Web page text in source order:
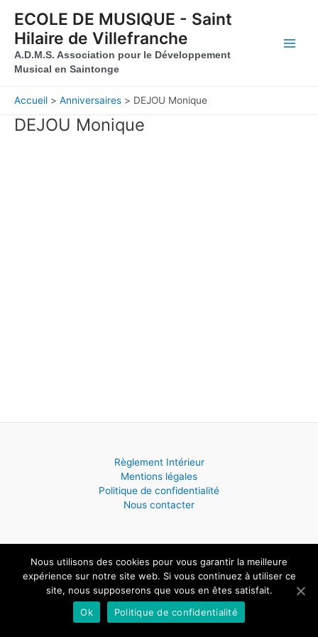
ECOLE DE MUSIQUE - Saint
Hilaire de Villefranche
A.D.M.S. Association pour le Développement
Musical en Saintonge
Accueil Anniversaires DEJOU Monique
DEJOU Monique
Règlement Intérieur
Mentions légales
Politique de confidentialité
Nous contacter
Copyright © 2026 ECOLE DE MUSIQUE - Saint Hilaire de Villefranche
| Powered byThème WordPress Astra
Nous utilisons des cookies pour vous garantir la meilleure
expérience sur notre site web. Si vous continuez à utiliser ce
site, nous supposerons que vous en êtes satisfait.
Ok
Politique de confidentialité